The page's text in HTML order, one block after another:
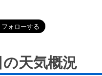
天気概況